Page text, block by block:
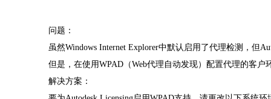
问题：
虽然Windows Internet Explorer中默认启用了代理检测，但
但是，在使用WPAD（Web代理自动发现）配置代理的客
解决方案：